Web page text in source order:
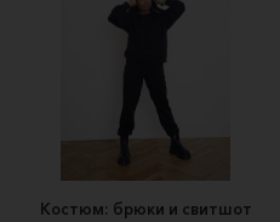
Костюм: брюки и свитшот